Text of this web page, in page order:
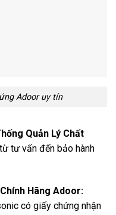
Adoor uy tín
Quản Lý Chất
tư vấn đến bảo hành
Hãng Adoor:
có giấy chứng nhận